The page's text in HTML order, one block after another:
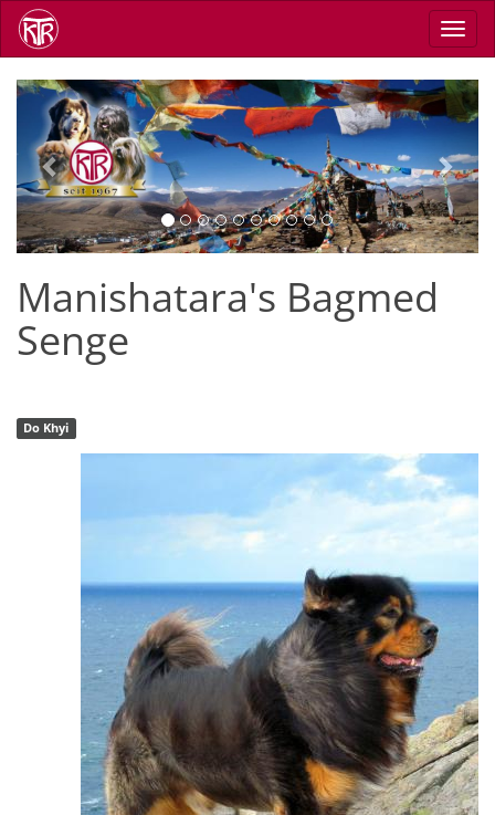
Direkt
zum
Inhalt
Previous Next
Manishatara's Bagmed
Senge
Do Khyi